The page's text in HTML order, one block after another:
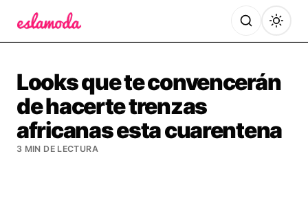
Looks que te convencerán
de hacerte trenzas
africanas esta cuarentena
3 MIN DE LECTURA